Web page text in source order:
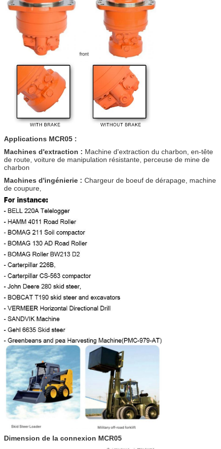
Applications MCR05 :
Machines d'extraction : Machine d'extraction du charbon, en-tête
de route, voiture de manipulation résistante, perceuse de mine de
charbon
Machines d'ingénierie : Chargeur de boeuf de dérapage, machine
de coupure,
Dimension de la connexion MCR05